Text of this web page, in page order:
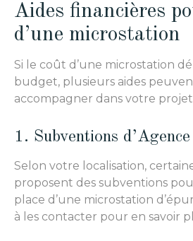
Aides financières
d’une microstation
Si le coût d’une microstation
budget, plusieurs aides
accompagner dans votre projet
1. Subventions
Selon votre localisation,
proposent des subventions
place d’une microstation
à les contacter pour en savoir